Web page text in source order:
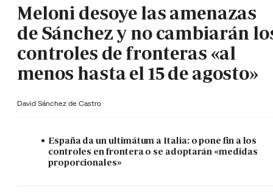
Meloni desoye las amenazas
de Sánchez y no cambiarán
controles de fronteras «al
menos hasta el 15 de agosto»
David Sánchez de Castro
España da un ultimátum a Italia: o pone fin a los
controles en frontera o se adoptarán «medidas
proporcionales»